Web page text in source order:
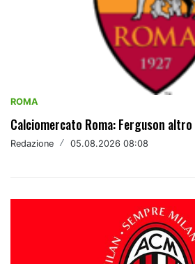
ROMA
Calciomercato Roma: Ferguson
Redazione / 05.08.2026 08:08